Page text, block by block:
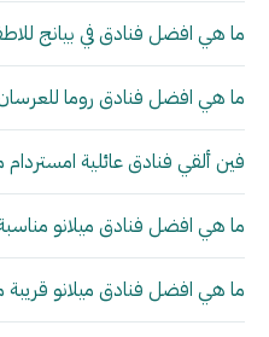
ما هي افضل فنادق في بيانج
ما هي افضل فنادق روما
فين ألقي فنادق عائلية امستردام
ما هي افضل فنادق ميلانو
ما هي افضل فنادق ميلانو قريبة